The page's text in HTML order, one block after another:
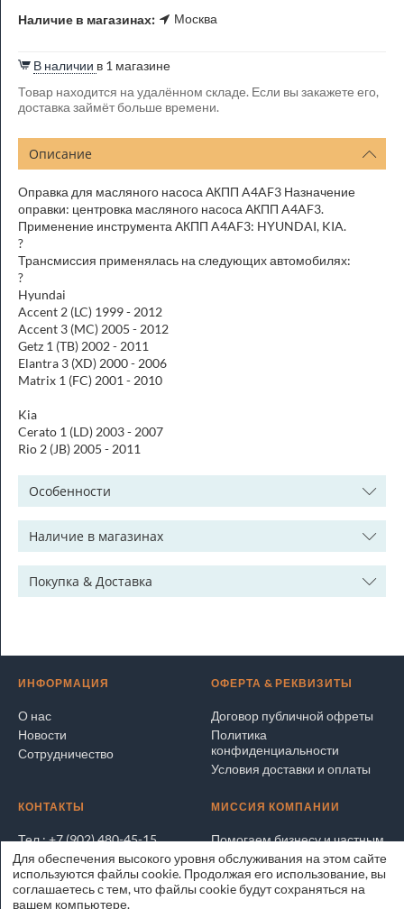
Наличие в магазинах: Москва
В наличии в 1 магазине
Товар находится на удалённом складе. Если вы закажете его,
доставка займёт больше времени.
Описание
Оправка для масляного насоса АКПП A4AF3 Назначение
оправки: центровка масляного насоса АКПП A4AF3.
Применение инструмента АКПП A4AF3: HYUNDAI, KIA.
?
Трансмиссия применялась на следующих автомобилях:
?
Hyundai
Accent 2 (LC) 1999 - 2012
Accent 3 (MC) 2005 - 2012
Getz 1 (TB) 2002 - 2011
Elantra 3 (XD) 2000 - 2006
Matrix 1 (FC) 2001 - 2010
Kia
Cerato 1 (LD) 2003 - 2007
Rio 2 (JB) 2005 - 2011
Особенности
Наличие в магазинах
Покупка & Доставка
ИНФОРМАЦИЯ
О нас
Новости
Сотрудничество
ОФЕРТА & РЕКВИЗИТЫ
Договор публичной офреты
Политика
конфиденциальности
Условия доставки и оплаты
КОНТАКТЫ
Тел.: +7 (902) 480-45-15
Написать электронное
письмо
Адрес на карте
МИССИЯ КОМПАНИИ
Помогаем бизнесу и частным
лицам покупать и продавать
выгодно и безопасно
ЭксперТРЕЙД.РУ © 2025
Для обеспечения высокого уровня обслуживания на этом сайте
используются файлы cookie. Продолжая его использование, вы
соглашаетесь с тем, что файлы cookie будут сохраняться на
вашем компьютере.